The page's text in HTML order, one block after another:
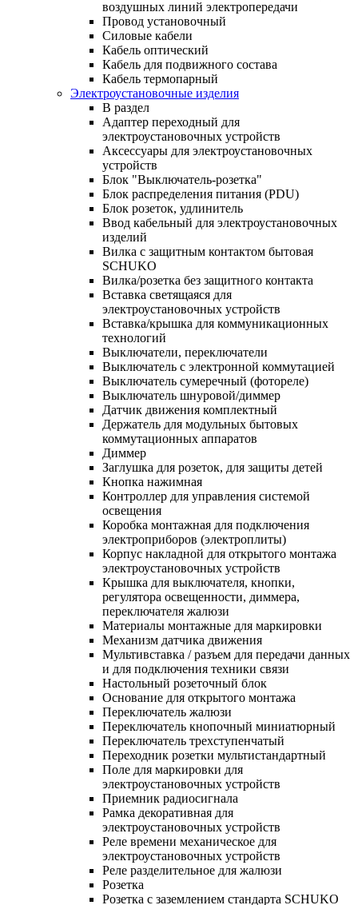
воздушных линий электропередачи
Провод установочный
Силовые кабели
Кабель оптический
Кабель для подвижного состава
Кабель термопарный
Электроустановочные изделия
В раздел
Адаптер переходный для
электроустановочных устройств
Аксессуары для электроустановочных
устройств
Блок "Выключатель-розетка"
Блок распределения питания (PDU)
Блок розеток, удлинитель
Ввод кабельный для электроустановочных
изделий
Вилка с защитным контактом бытовая
SCHUKO
Вилка/розетка без защитного контакта
Вставка светящаяся для
электроустановочных устройств
Вставка/крышка для коммуникационных
технологий
Выключатели, переключатели
Выключатель с электронной коммутацией
Выключатель сумеречный (фотореле)
Выключатель шнуровой/диммер
Датчик движения комплектный
Держатель для модульных бытовых
коммутационных аппаратов
Диммер
Заглушка для розеток, для защиты детей
Кнопка нажимная
Контроллер для управления системой
освещения
Коробка монтажная для подключения
электроприборов (электроплиты)
Корпус накладной для открытого монтажа
электроустановочных устройств
Крышка для выключателя, кнопки,
регулятора освещенности, диммера,
переключателя жалюзи
Материалы монтажные для маркировки
Механизм датчика движения
Мультивставка / разъем для передачи данных
и для подключения техники связи
Настольный розеточный блок
Основание для открытого монтажа
Переключатель жалюзи
Переключатель кнопочный миниатюрный
Переключатель трехступенчатый
Переходник розетки мультистандартный
Поле для маркировки для
электроустановочных устройств
Приемник радиосигнала
Рамка декоративная для
электроустановочных устройств
Реле времени механическое для
электроустановочных устройств
Реле разделительное для жалюзи
Розетка
Розетка с заземлением стандарта SCHUKO